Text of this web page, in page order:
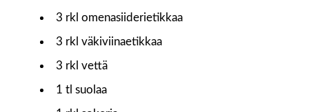
3 rkl omenasiiderietikkaa
3 rkl väkiviinaetikkaa
3 rkl vettä
1 tl suolaa